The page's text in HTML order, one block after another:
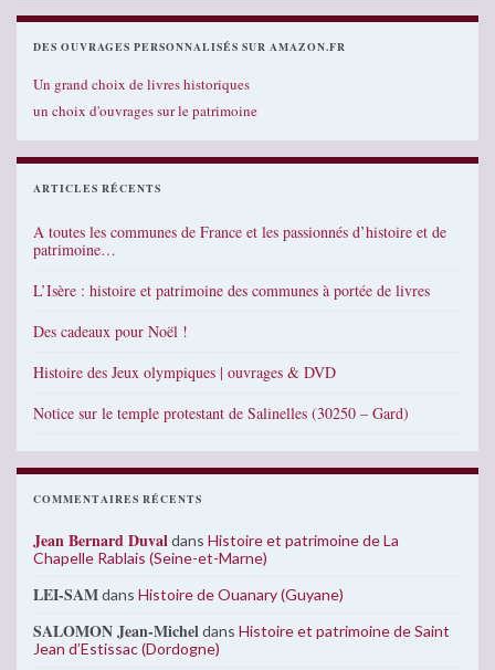
DES OUVRAGES PERSONNALISÉS SUR AMAZON.FR
Un grand choix de livres historiques
un choix d'ouvrages sur le patrimoine
ARTICLES RÉCENTS
A toutes les communes de France et les passionnés d’histoire et de
patrimoine…
L’Isère : histoire et patrimoine des communes à portée de livres
Des cadeaux pour Noël !
Histoire des Jeux olympiques | ouvrages & DVD
Notice sur le temple protestant de Salinelles (30250 – Gard)
COMMENTAIRES RÉCENTS
Jean Bernard Duvaldans Histoire et patrimoine de La
Chapelle Rablais (Seine-et-Marne)
LEI-SAMdans Histoire de Ouanary (Guyane)
SALOMON Jean-Micheldans Histoire et patrimoine de Saint
Jean d’Estissac (Dordogne)